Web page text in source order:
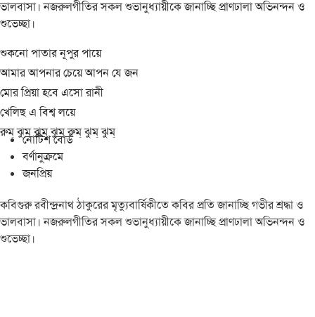
ভালবাসা। নজরুলগীতির সকল শুভানুধ্যায়ীকে জানাচ্ছি প্রাণঢালা অভিনন্দন ও
শুভেচ্ছা।
শুকনো পাতার নূপুর পায়ে
আমার আপনার চেয়ে আপন যে জন
মোর প্রিয়া হবে এসো রানী
খেলিছ এ বিশ্ব লয়ে
রুম্ ঝুম্ ঝুম্ ঝুম্ রুম্ ঝুম্ ঝুম্
নোটিশ বোর্ড
বর্ণানুক্রমে
জনপ্রিয়
কবিগুরু রবীন্দ্রনাথ ঠাকুরের মৃত্যুবার্ষিকীতে কবির প্রতি জানাচ্ছি গভীর শ্রদ্ধা ও
ভালবাসা। নজরুলগীতির সকল শুভানুধ্যায়ীকে জানাচ্ছি প্রাণঢালা অভিনন্দন ও
শুভেচ্ছা।